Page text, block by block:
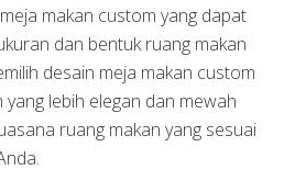
makan custom yang dapat
dan bentuk ruang makan
desain meja makan custom
lebih elegan dan mewah
ruang makan yang sesuai